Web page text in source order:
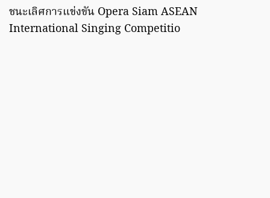
ชนะเลิศการแข่งขัน Opera Siam ASEAN
International Singing Competitio